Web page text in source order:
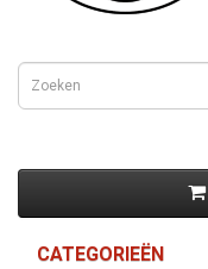
CATEGORIEËN